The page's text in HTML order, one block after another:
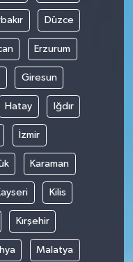
Düzce
Erzurum
Giresun
Hatay Iğdır
İzmir
Karaman
Kilis
Kırşehir
Malatya